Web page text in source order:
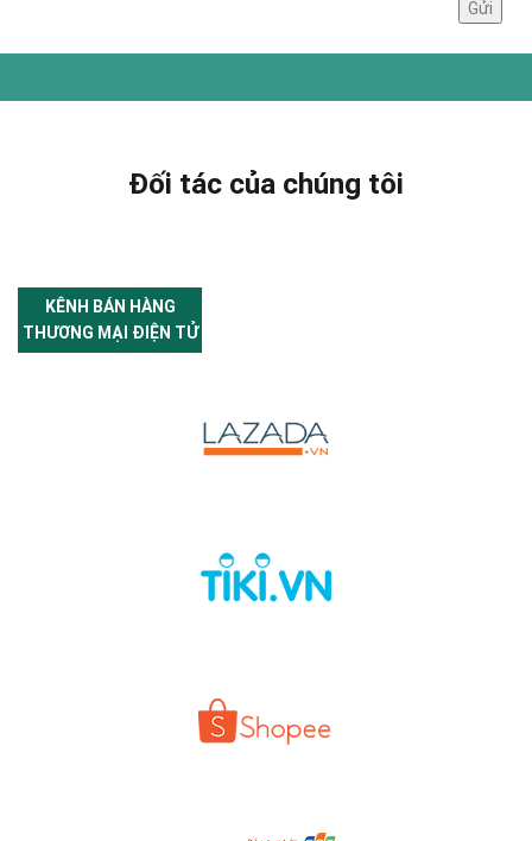
Đối tác của chúng tôi
KÊNH BÁN HÀNG
THƯƠNG MẠI ĐIỆN TỬ